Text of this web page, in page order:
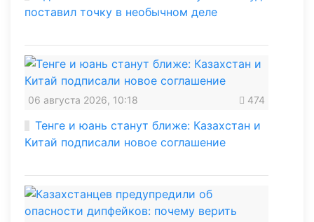
поставил точку в необычном деле
06 августа 2026, 10:18 474
Тенге и юань станут ближе: Казахстан и
Китай подписали новое соглашение